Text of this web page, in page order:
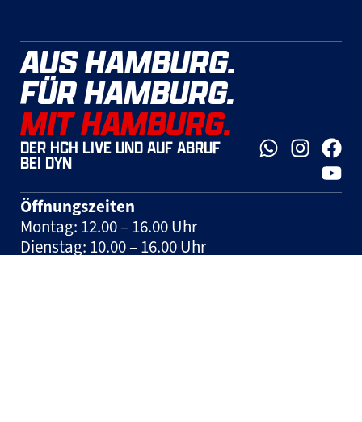
AUS HAMBURG.
FÜR HAMBURG.
MIT HAMBURG.
DER HCH LIVE UND AUF ABRUF
BEI DYN
Öffnungszeiten
Montag: 12.00 – 16.00 Uhr
Dienstag: 10.00 – 16.00 Uhr